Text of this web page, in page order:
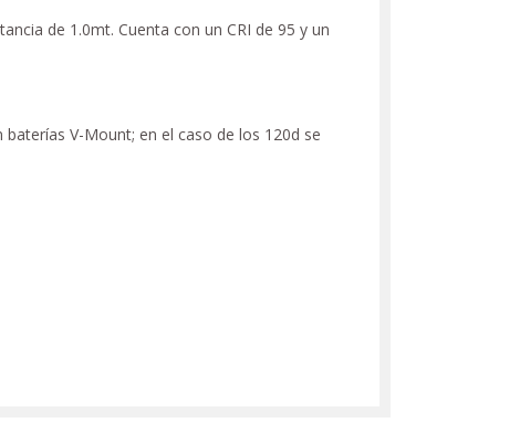
de 1.0mt. Cuenta con un CRI de 95 y un
V-Mount; en el caso de los 120d se